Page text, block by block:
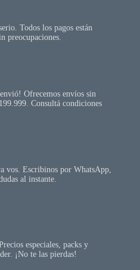
Todos los pagos están
preocupaciones.
Ofrecemos envíos sin
Consultá condiciones
vos. Escribinos por WhatsApp,
al instante.
especiales, packs y
¡No te las pierdas!